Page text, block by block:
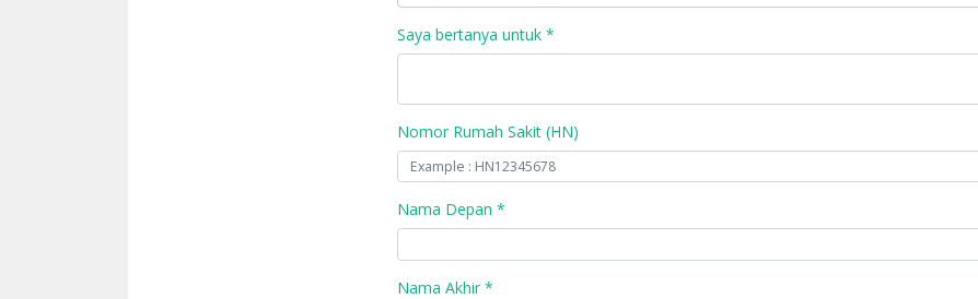
Saya bertanya untuk *
Nomor Rumah Sakit (HN)
Nama Depan *
Nama Akhir *